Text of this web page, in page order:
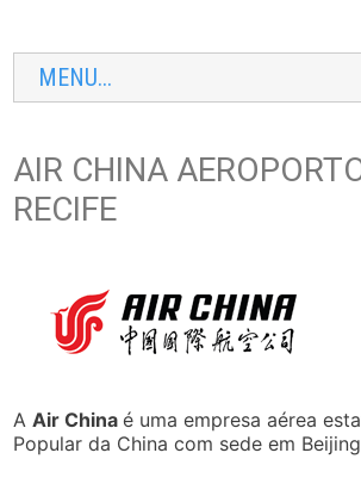
MENU...
AIR CHINA
RECIFE
AAir Chinaé uma empresa aérea
Popular da China com sede em